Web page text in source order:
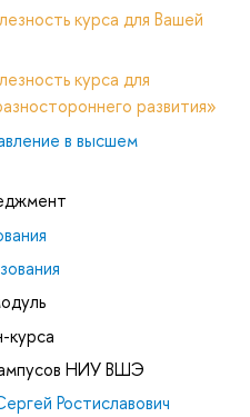
курса для Вашей
курса для
развития»
в высшем
курса
НИУ ВШЭ
Ростиславович